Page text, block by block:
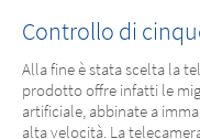
Controllo di
Alla fine è stata scelta la
prodotto offre infatti le
artificiale, abbinate a
alta velocità. La